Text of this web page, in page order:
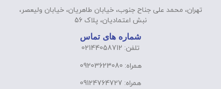
تهران، محمد علی جناح جنوب، خیابان طاهریان، خیابان ولیعصر،
نبش اعتمادیان، پلاک 56
شماره های تماس
تلفن: 02144058712
همراه: 09203623080
همراه: 09124764727